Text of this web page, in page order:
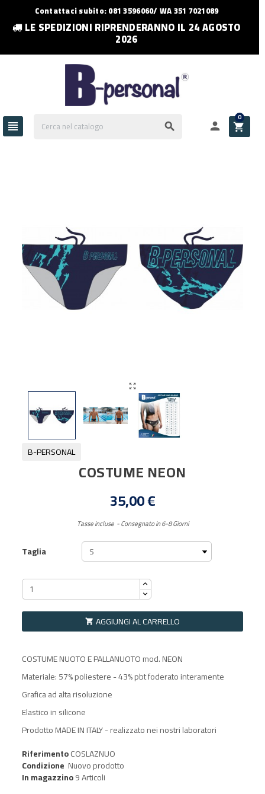
Contattaci subito: 081 3596060/ WA 351 7021089
LE SPEDIZIONI RIPRENDERANNO IL 24 AGOSTO
2026
   
0

B-PERSONAL
COSTUME NEON
35,00 €
Tasse incluse Consegnato in 6-8 Giorni
Taglia
 AGGIUNGI AL CARRELLO
COSTUME NUOTO E PALLANUOTO mod. NEON
Materiale: 57% poliestere - 43% pbt foderato interamente
Grafica ad alta risoluzione
Elastico in silicone
Prodotto MADE IN ITALY - realizzato nei nostri laboratori
RiferimentoCOSLAZNUO
Condizione Nuovo prodotto
In magazzino9 Articoli